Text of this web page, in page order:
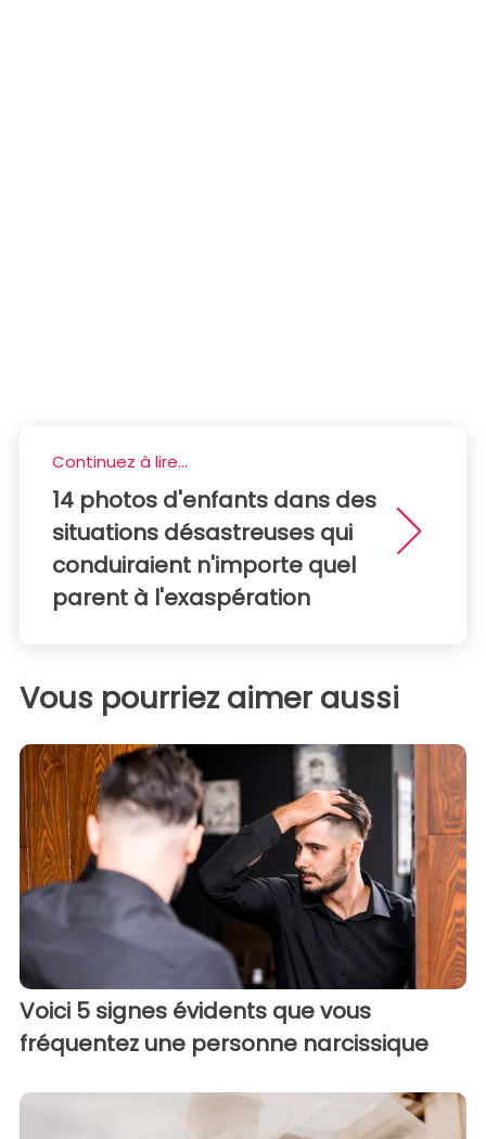
Continuez à lire...
14 photos d'enfants dans des
situations désastreuses qui
conduiraient n'importe quel
parent à l'exaspération
Vous pourriez aimer aussi
Voici 5 signes évidents que vous
fréquentez une personne narcissique